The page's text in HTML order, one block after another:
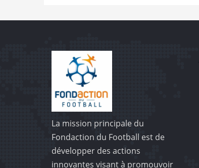
La mission principale du
Fondaction du Football est de
développer des actions
innovantes visant à promouvoir